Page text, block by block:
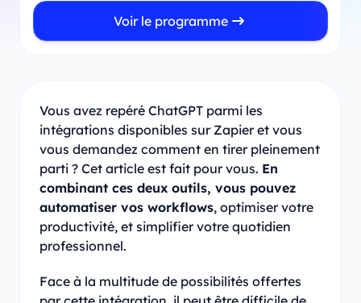
Voir le programme
Vous avez repéré ChatGPT parmi les
intégrations disponibles sur Zapier et vous
vous demandez comment en tirer pleinement
parti ? Cet article est fait pour vous. En
combinant ces deux outils, vous pouvez
automatiser vos workflows, optimiser votre
productivité, et simplifier votre quotidien
professionnel.
Face à la multitude de possibilités offertes